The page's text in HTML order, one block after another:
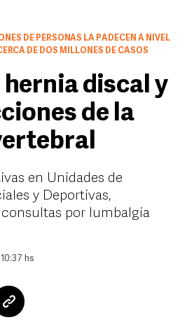
DE PERSONAS LA PADECEN A NIVEL
DE DOS MILLONES DE CASOS
discal y
de la
en Unidades de
y Deportivas,
por lumbalgia
hs